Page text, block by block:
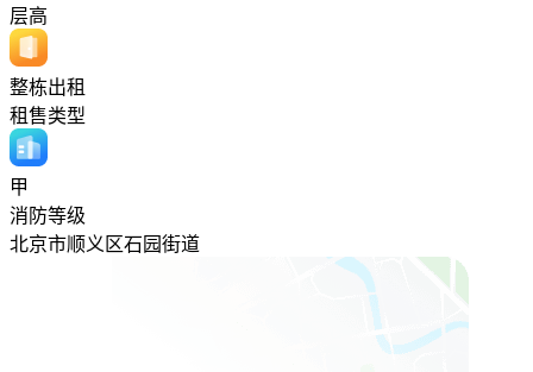
层高
整栋出租
租售类型
甲
消防等级
北京市顺义区石园街道